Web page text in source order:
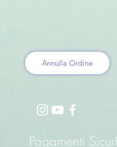
Annulla Ordine
Pagamenti Sicuri